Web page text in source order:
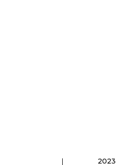
2023